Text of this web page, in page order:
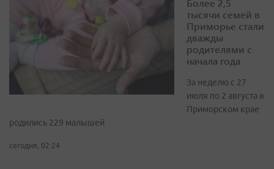
Более 2,5
тысячи семей в
Приморье стали
дважды
родителями с
начала года
За неделю с 27
июля по 2 августа в
Приморском крае
родились 229 малышей
сегодня, 02:24